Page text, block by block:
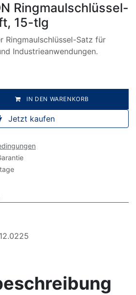
Ringmaulschlüssel-
15-tlg
Ringmaulschlüssel-Satz für
Industrieanwendungen.
IN DEN WARENKORB
Jetzt kaufen